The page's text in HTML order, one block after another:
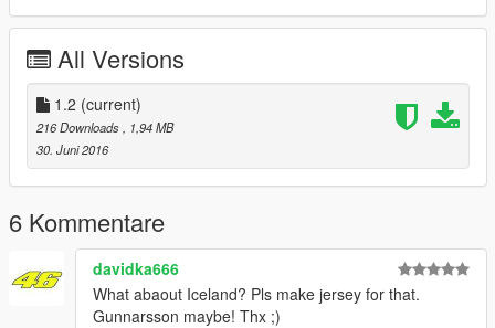
All Versions
1.2 (current)
216 Downloads
, 1,94 MB
30. Juni 2016
6 Kommentare
davidka666
What abaout Iceland? Pls make jersey for that.
Gunnarsson maybe! Thx ;)